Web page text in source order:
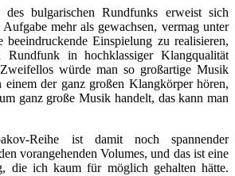
des bulgarischen Rundfunks erweist sich
mehr als gewachsen, vermag unter
beeindruckende Einspielung zu realisieren,
Rundfunk in hochklassiger Klangqualität
würde man so großartige Musik
einem der ganz großen Klangkörper hören,
ganz große Musik handelt, das kann man
Reihe ist damit noch spannender
vorangehenden Volumes, und das ist eine
die ich kaum für möglich gehalten hätte.